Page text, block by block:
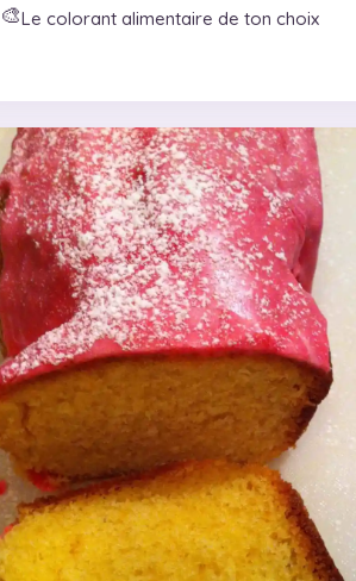
🎨Le colorant alimentaire de ton choix